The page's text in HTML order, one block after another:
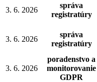
3. 6. 2026
správa
registratúry
3. 6. 2026
správa
registratúry
3. 6. 2026
poradenstvo a
monitorovanie
GDPR